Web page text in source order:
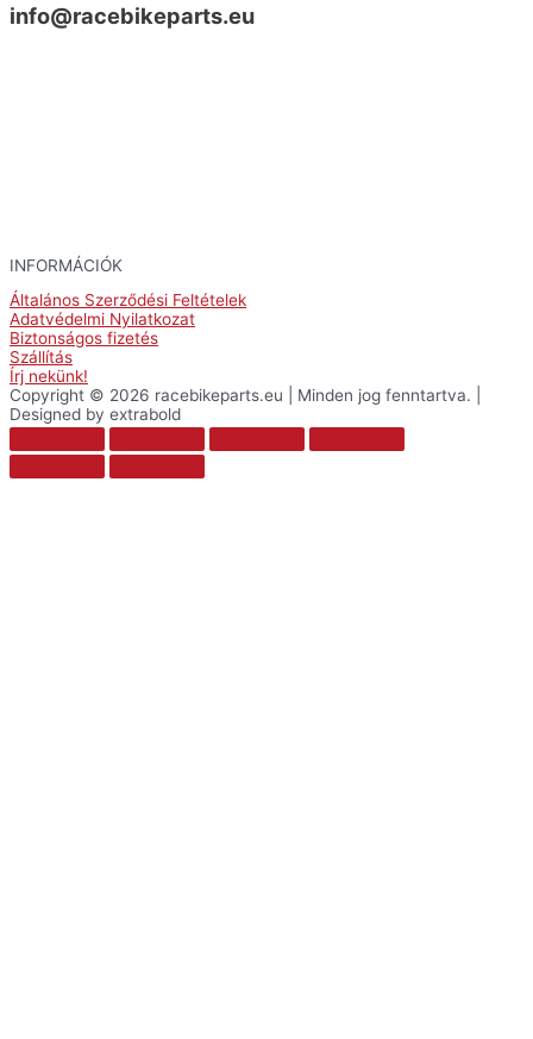
info@racebikeparts.eu
INFORMÁCIÓK
Általános Szerződési Feltételek
Adatvédelmi Nyilatkozat
Biztonságos fizetés
Szállítás
Írj nekünk!
Copyright © 2026 racebikeparts.eu | Minden jog fenntartva. |
Designed by extrabold